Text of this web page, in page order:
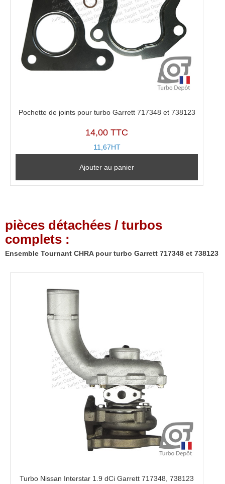
Pochette de joints pour turbo Garrett 717348 et 738123
14,00 TTC
11,67HT
Ajouter au panier
pièces détachées / turbos
complets :
Ensemble Tournant CHRA pour turbo Garrett 717348 et 738123
Turbo Nissan Interstar 1.9 dCi Garrett 717348, 738123